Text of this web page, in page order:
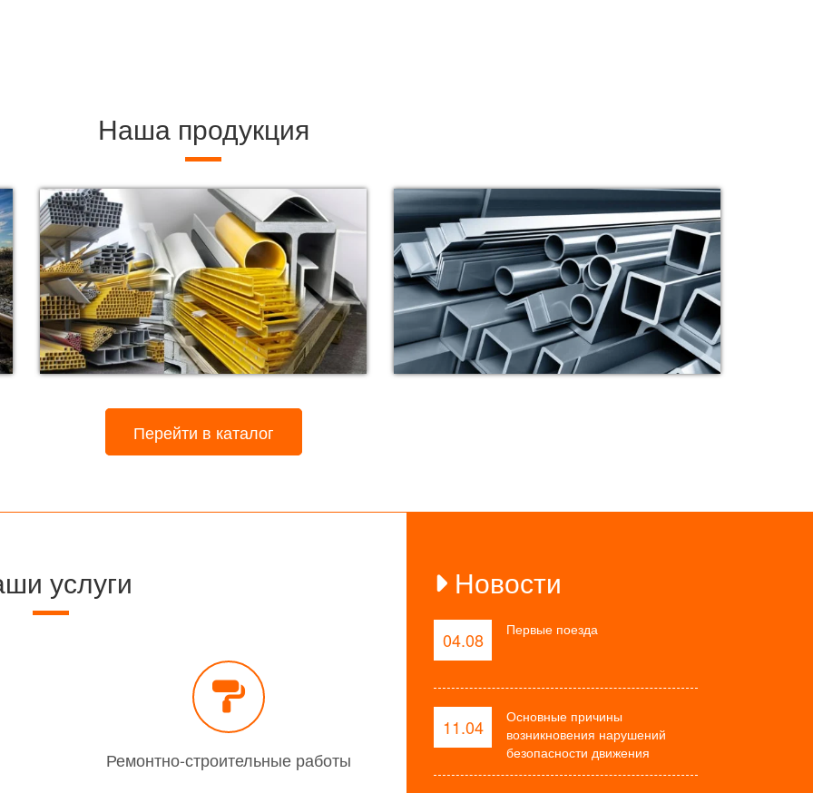
Наша продукция
Перейти в каталог
услуги
Ремонтно-строительные работы
Новости
04.08 Первые поезда
11.04
Основные причины
возникновения нарушений
безопасности движения